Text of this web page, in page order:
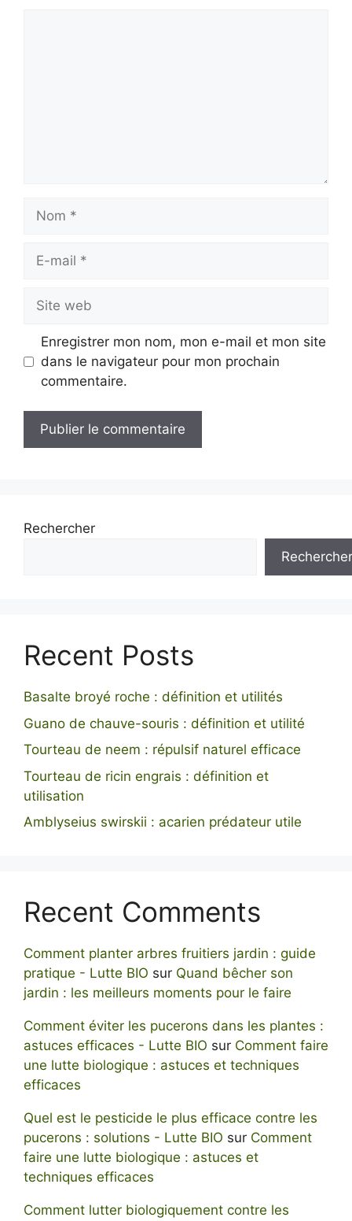
mail
web
Enregistrer mon nom, mon e-mail et mon site
dans le navigateur pour mon prochain
commentaire.
Rechercher
Rechercher
Recent Posts
Basalte broyé roche : définition et utilités
Guano de chauve-souris : définition et utilité
Tourteau de neem : répulsif naturel efficace
Tourteau de ricin engrais : définition et
utilisation
Amblyseius swirskii : acarien prédateur utile
Recent Comments
Comment planter arbres fruitiers jardin : guide
pratique - Lutte BIO sur Quand bêcher son
jardin : les meilleurs moments pour le faire
Comment éviter les pucerons dans les plantes :
astuces efficaces - Lutte BIO sur Comment faire
une lutte biologique : astuces et techniques
efficaces
Quel est le pesticide le plus efficace contre les
pucerons : solutions - Lutte BIO sur Comment
faire une lutte biologique : astuces et
techniques efficaces
Comment lutter biologiquement contre les